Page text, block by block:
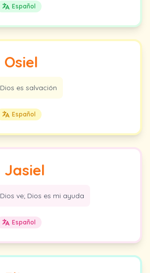
Español
Osiel
Dios es salvación
Español
Jasiel
Dios ve; Dios es mi ayuda
Español